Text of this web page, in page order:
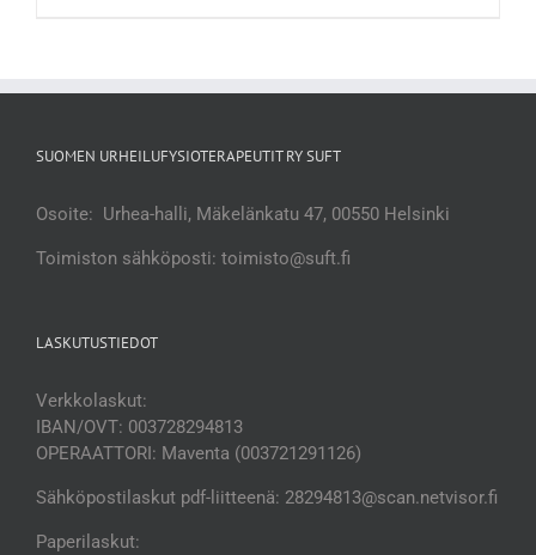
SUOMEN URHEILUFYSIOTERAPEUTIT RY SUFT
Osoite: Urhea-halli, Mäkelänkatu 47, 00550 Helsinki
Toimiston sähköposti: toimisto@suft.fi
LASKUTUSTIEDOT
Verkkolaskut:
IBAN/OVT: 003728294813
OPERAATTORI: Maventa (003721291126)
Sähköpostilaskut pdf-liitteenä: 28294813@scan.netvisor.fi
Paperilaskut: